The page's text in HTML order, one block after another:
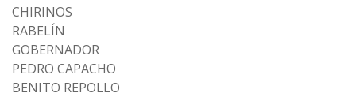
CHIRINOS
RABELÍN
GOBERNADOR
PEDRO CAPACHO
BENITO REPOLLO